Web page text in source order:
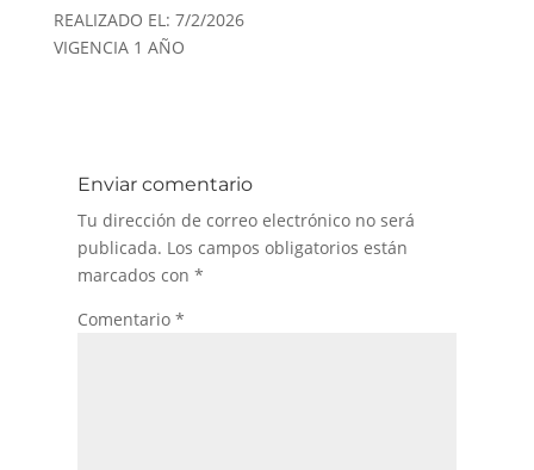
REALIZADO EL: 7/2/2026
VIGENCIA 1 AÑO
Enviar comentario
Tu dirección de correo electrónico no será
publicada. Los campos obligatorios están
marcados con *
Comentario *